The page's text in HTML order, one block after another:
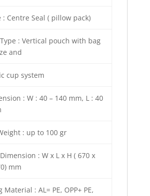
: Centre Seal ( pillow pack)
: Vertical pouch with bag
and
cup system
: W : 40 – 140 mm, L : 40
: up to 100 gr
: W x L x H ( 670 x
mm
Material : AL= PE, OPP+ PE,